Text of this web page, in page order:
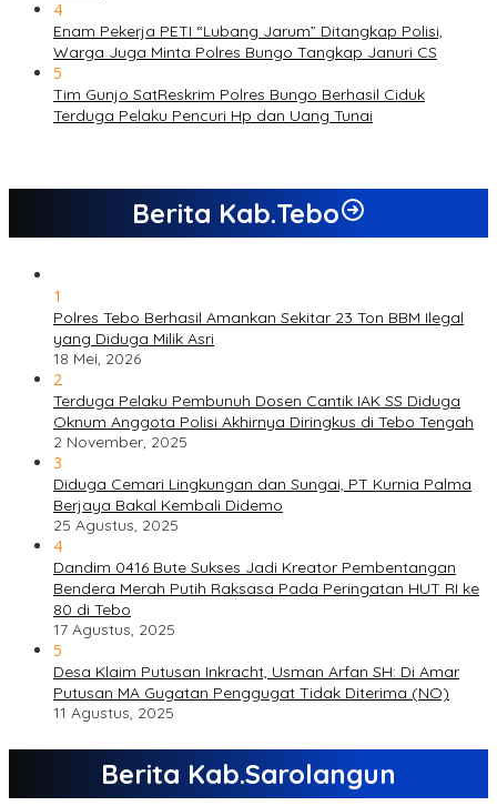
4
Enam Pekerja PETI “Lubang Jarum” Ditangkap Polisi,
Warga Juga Minta Polres Bungo Tangkap Januri CS
5
Tim Gunjo SatReskrim Polres Bungo Berhasil Ciduk
Terduga Pelaku Pencuri Hp dan Uang Tunai
Berita Kab.Tebo
1
Polres Tebo Berhasil Amankan Sekitar 23 Ton BBM Ilegal
yang Diduga Milik Asri
18 Mei, 2026
2
Terduga Pelaku Pembunuh Dosen Cantik IAK SS Diduga
Oknum Anggota Polisi Akhirnya Diringkus di Tebo Tengah
2 November, 2025
3
Diduga Cemari Lingkungan dan Sungai, PT Kurnia Palma
Berjaya Bakal Kembali Didemo
25 Agustus, 2025
4
Dandim 0416 Bute Sukses Jadi Kreator Pembentangan
Bendera Merah Putih Raksasa Pada Peringatan HUT RI ke
80 di Tebo
17 Agustus, 2025
5
Desa Klaim Putusan Inkracht, Usman Arfan SH: Di Amar
Putusan MA Gugatan Penggugat Tidak Diterima (NO)
11 Agustus, 2025
Berita Kab.Sarolangun